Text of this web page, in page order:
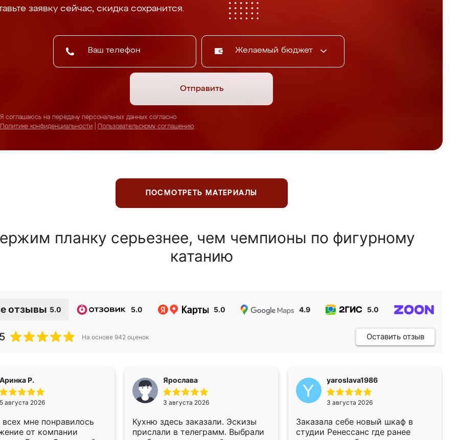
заявку сейчас, скидка сохранится.
Желаемый бюджет
Отправить
Я соглашаюсь на передачу персональных данных согласно
Политике конфиденциальности
Пользовательскому соглашению
ПОСМОТРЕТЬ МАТЕРИАЛЫ
планку серьезнее, чем чемпионы по фигурному
катанию
отзывы 5.0 5.0 5.0 4.9 5.0
На основе 942 оценок Оставить отзыв
Аринка Р.
5 августа 2026
мне понравилось
от компании
Ярослава
3 августа 2026
Кухню здесь заказали. Эскизы
прислали в телеграмм. Выбрали
yaroslava1986
3 августа 2026
Заказала себе новый шкаф в
студии Ренессанс где ранее